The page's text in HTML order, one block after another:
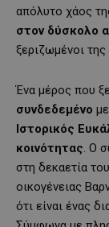
απόλυτο χάος
στον δύσκολο
ξεριζωμένοι
Ένα μέρος που
συνδεδεμένο
Ιστορικός
κοινότητας. Ο
στη δεκαετία
οικογένειας
ότι είναι ένας